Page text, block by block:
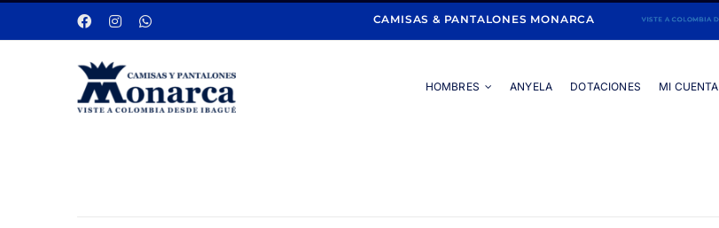
al
CAMISAS & PANTALONES MONARCA
HOMBRES ANYELA DOTACIONES MI CUENTA